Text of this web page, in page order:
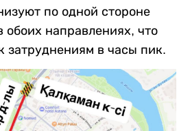
по одной стороне
обоих направлениях, что
затруднениям в часы пик.